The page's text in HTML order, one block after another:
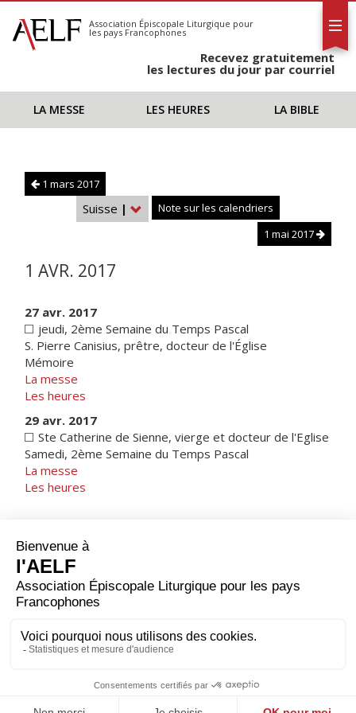
S'abonner
Calendrier
Association Épiscopale Liturgique pour
les pays Francophones
Recevez gratuitement
les lectures du jour par courriel
LA MESSE LES HEURES LA BIBLE
1 mars 2017
Suisse |
Note sur les calendriers
1 mai 2017
1 AVR. 2017
27 avr. 2017
jeudi, 2ème Semaine du Temps Pascal
S. Pierre Canisius, prêtre, docteur de l'Église
Mémoire
La messe
Les heures
29 avr. 2017
Ste Catherine de Sienne, vierge et docteur de l'Eglise
Samedi, 2ème Semaine du Temps Pascal
La messe
Les heures
1 mai 2017